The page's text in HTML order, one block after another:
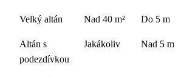
Velký altán Nad 40 m² Do 5 m
Altán s
podezdívkou
Jakákoliv Nad 5 m